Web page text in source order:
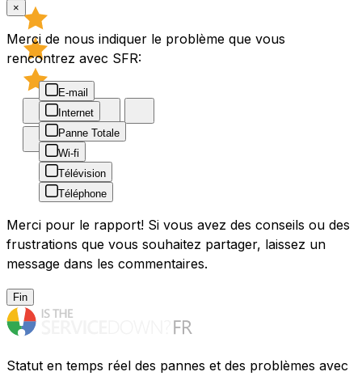
×
Merci de nous indiquer le problème que vous
rencontrez avec SFR:
E-mail
Internet
Panne Totale
Wi-fi
Télévision
Téléphone
Merci pour le rapport! Si vous avez des conseils ou des
frustrations que vous souhaitez partager, laissez un
message dans les commentaires.
Fin
Statut en temps réel des pannes et des problèmes avec